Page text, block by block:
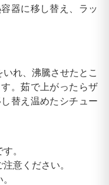
器に移し替え、ラッ
れ、沸騰させたとこ
。茹で上がったらザ
替え温めたシチュー
。
意ください。